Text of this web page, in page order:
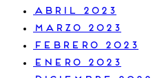
abril 2023
marzo 2023
febrero 2023
enero 2023